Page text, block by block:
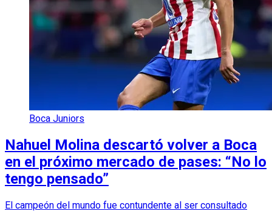
Boca Juniors
Nahuel Molina descartó volver a Boca
en el próximo mercado de pases: “No lo
tengo pensado”
El campeón del mundo fue contundente al ser consultado